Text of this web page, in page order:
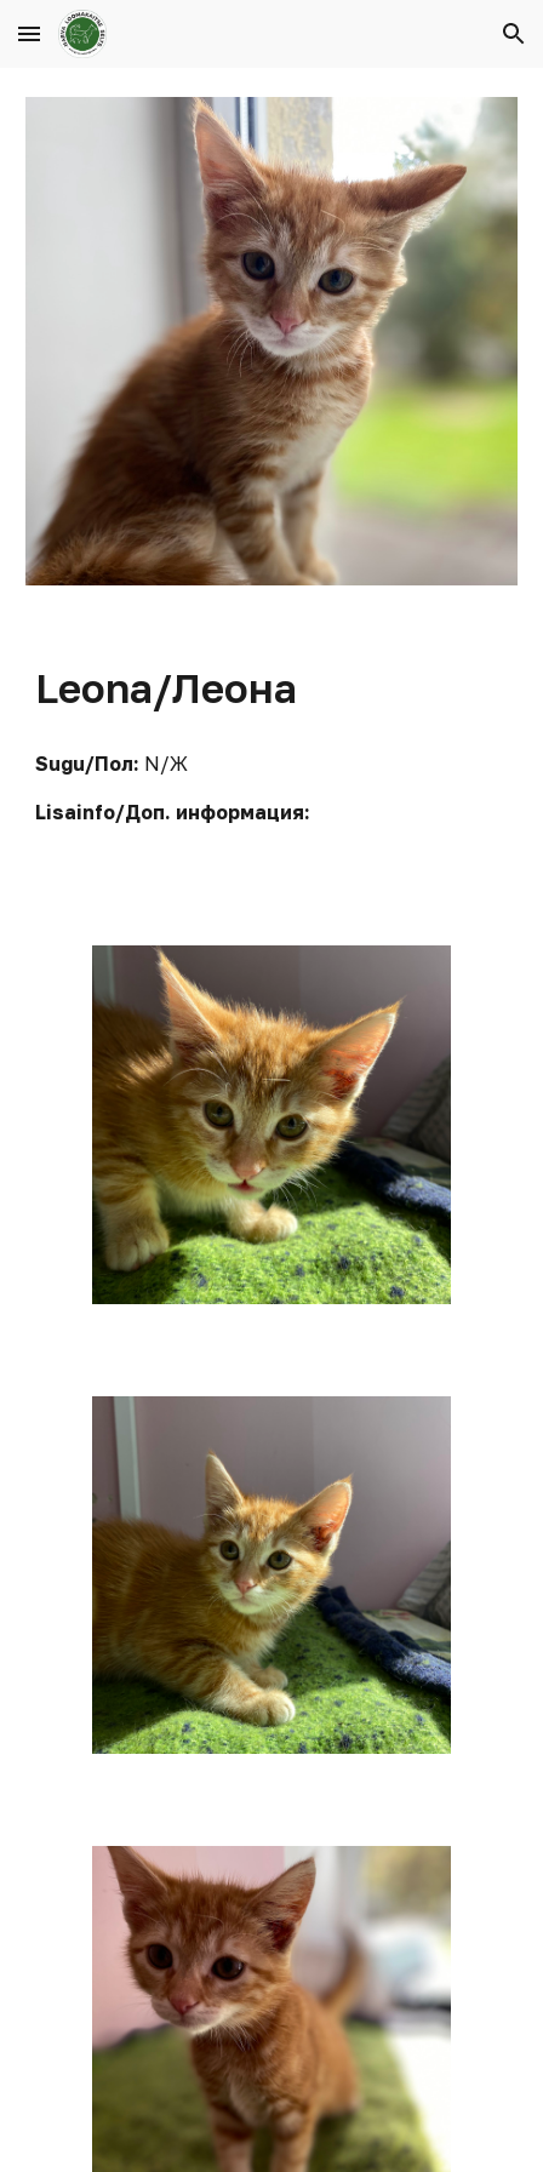
Skip to main content Skip to navigation
Leona/Леона
Sugu/Пол: N/Ж
Lisainfo/Доп. информация: